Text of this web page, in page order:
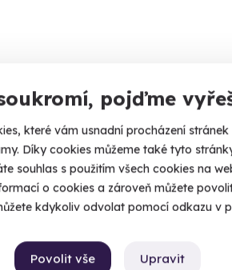
pojďme
které vám usnadní procházení
Díky cookies můžeme také tyto
souhlas s použitím všech cookies na
o cookies a zároveň můžete
kdykoliv odvolat pomocí odkazu v
Upravit
Povolit vše